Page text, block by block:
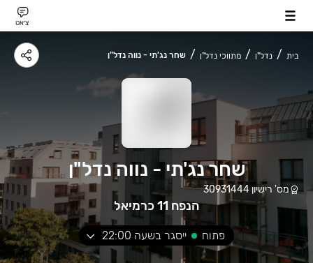
צ׳אט
בית נדל"ן מתווכי נדל"ן שחר נג'תי - נווה נדל"ן
שחר נג'תי - נווה נדל"ן
מס' רישיון30931444
הנפח 11 כרמיאל
פתוח ייסגר בשעה 22:00